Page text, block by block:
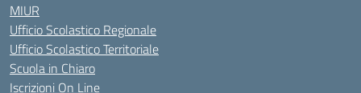
MIUR
Ufficio Scolastico Regionale
Ufficio Scolastico Territoriale
Scuola in Chiaro
Iscrizioni On Line